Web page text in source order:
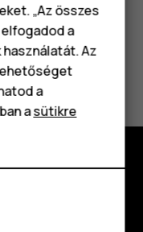
„Az összes
a
Az
a
asütikre